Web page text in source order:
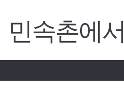
민속촌에서